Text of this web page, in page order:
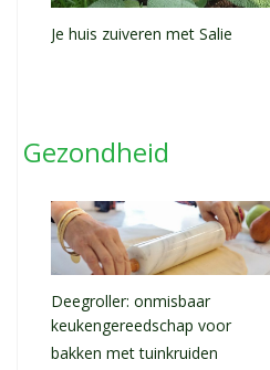
Je huis zuiveren met Salie
Gezondheid
Deegroller: onmisbaar
keukengereedschap voor
bakken met tuinkruiden